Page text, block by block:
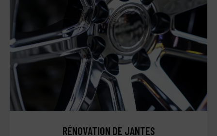
RÉNOVATION DE JANTES